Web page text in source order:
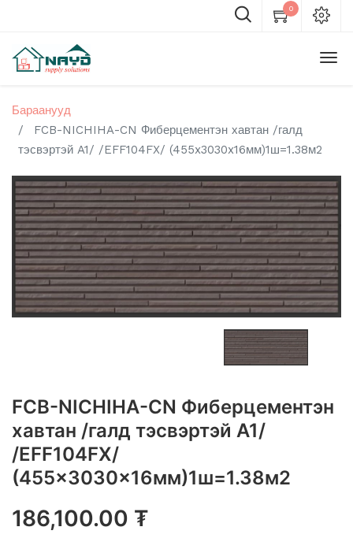
0
Бараанууд
FCB-NICHIHA-CN Фиберцементэн хавтан /галд
тэсвэртэй A1/ /EFF104FX/ (455x3030x16мм)1ш=1.38м2
FCB-NICHIHA-CN Фиберцементэн
хавтан /галд тэсвэртэй A1/
/EFF104FX/
(455x3030x16мм)1ш=1.38м2
186,100.00 ₮